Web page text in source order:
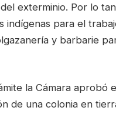
exterminio. Por lo
indígenas para el
y barbarie
la Cámara aprobó
de una colonia en